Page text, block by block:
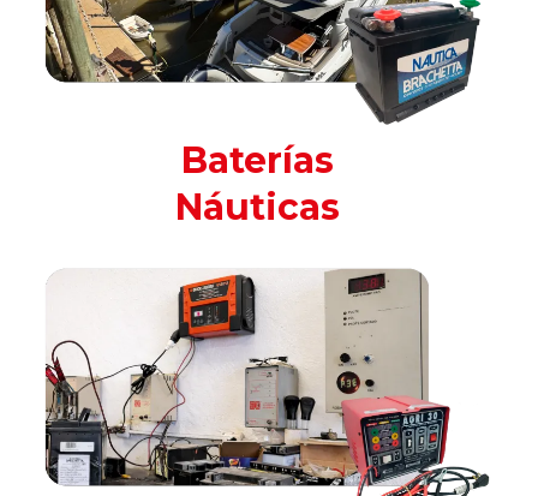
Baterías
Náuticas